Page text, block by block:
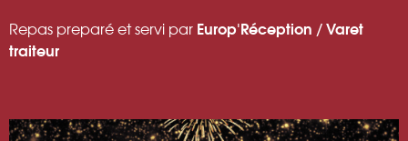
Repas preparé et servi par Europ'Réception / Varet
traiteur